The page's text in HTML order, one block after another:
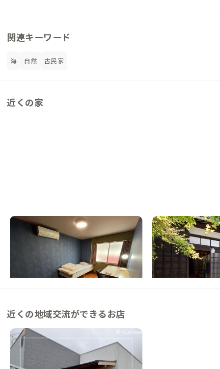
関連キーワード
海 自然 古民家
近くの家
大三島B邸
戸建て
【神社の参道沿い】観光・出会い・グルメ満
喫！歴史ある神社に見守られ暮らす家
この家からの距離 4km
佐島A邸
愛媛県 ゲストハウス
【港から徒歩2分】瀬
島で、人が集まる古
この家からの距離 12km
近くの地域交流ができるお店